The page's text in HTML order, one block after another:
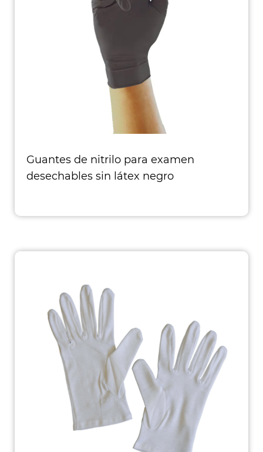
Guantes de nitrilo para examen
desechables sin látex negro